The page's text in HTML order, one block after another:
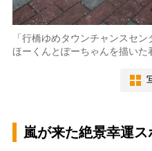
「行橋ゆめタウンチャンスセ
ほーくんとぽーちゃんを描いた
嵐が来た絶景幸運ス